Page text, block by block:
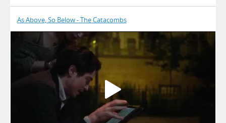
As Above, So Below - The Catacombs